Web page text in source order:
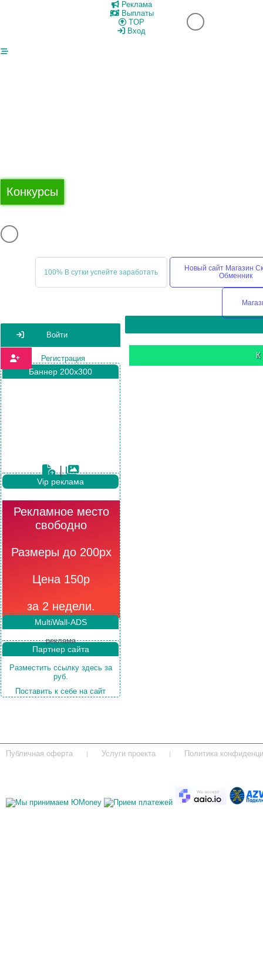
Реклама
Выплаты
TOP
Вход
Конкурсы
100% В сутки успейте заработать
Новый сайт Магазин
Обменник
Войти
Регистрация
Баннер 200х300
|
Vip реклама
Рекламное место
свободно
Размеры до 200рх
Цена 150р
за 2 недели.
MultiWall-ADS
реклама
Партнер сайта
Разместить ссылку здесь за
руб.
Поставить к себе на сайт
К
Публичная оферта Услуги проекта Политика